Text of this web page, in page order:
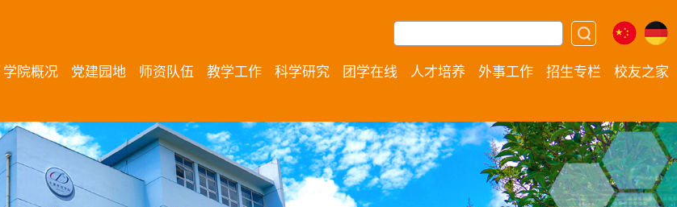
学院概况 党建园地 师资队伍 教学工作 科学研究 团学在线 人才培养 外事工作 招生专栏 校友之家